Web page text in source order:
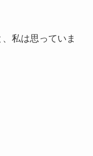
私は思っていま